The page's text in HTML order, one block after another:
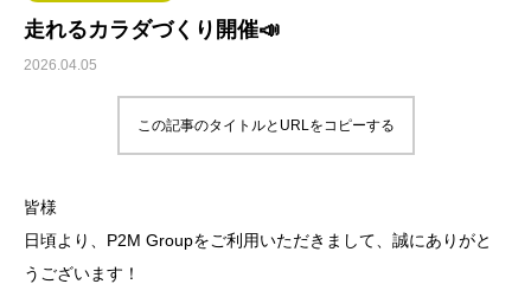
走れるカラダづくり開催📣
2026.04.05
この記事のタイトルとURLをコピーする
皆様
日頃より、P2M Groupをご利用いただきまして、誠にありがと
うございます！